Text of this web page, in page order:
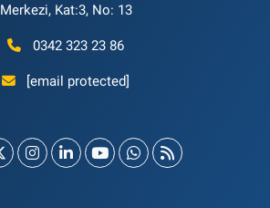
Merkezi, Kat:3, No: 13
0342 323 23 86
[email protected]